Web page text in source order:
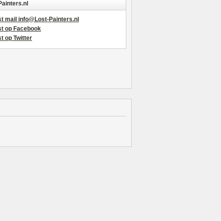
mail info@Lost-Painters.nl
op Facebook
op Twitter